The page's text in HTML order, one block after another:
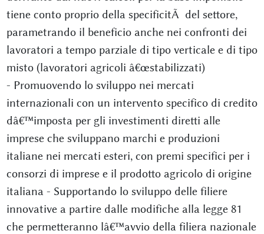
tiene conto proprio della specificitÃ del settore,
parametrando il beneficio anche nei confronti dei
lavoratori a tempo parziale di tipo verticale e di tipo
misto (lavoratori agricoli â€œstabilizzati)
- Promuovendo lo sviluppo nei mercati
internazionali con un intervento specifico di credito
dâ€™imposta per gli investimenti diretti alle
imprese che sviluppano marchi e produzioni
italiane nei mercati esteri, con premi specifici per i
consorzi di imprese e il prodotto agricolo di origine
italiana - Supportando lo sviluppo delle filiere
innovative a partire dalle modifiche alla legge 81
che permetteranno lâ€™avvio della filiera nazionale